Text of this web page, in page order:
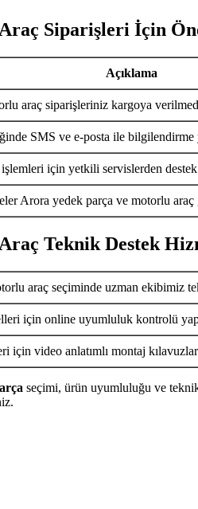
Siparişleri İçin
Açıklama
araç siparişleriniz kargoya
SMS ve e-posta ile bilgilendirme
için yetkili servislerden
Arora yedek parça ve motorlu araç
Teknik Destek
araç seçiminde uzman ekibimiz
için online uyumluluk kontrolü
için video anlatımlı montaj
seçimi, ürün uyumluluğu ve